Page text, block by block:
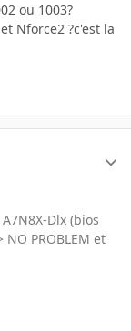
ou 1003?
Nforce2 ?c'est la
Dlx (bios
PROBLEM et